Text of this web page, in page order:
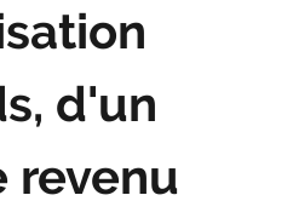
d'un
revenu